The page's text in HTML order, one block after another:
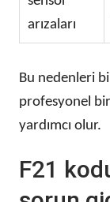
arızaları
Bu nedenleri
profesyonel
yardımcı olur.
F21